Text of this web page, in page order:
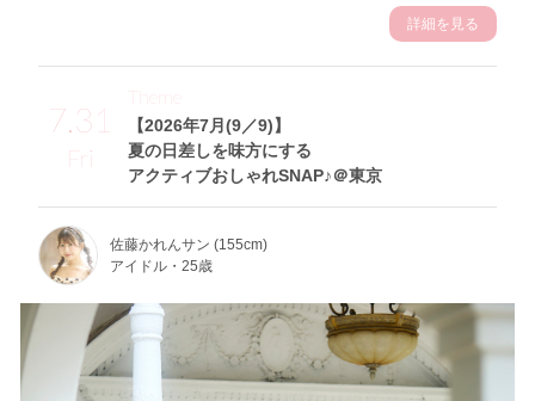
詳細を見る
7.31
Fri
【2026年7月(9／9)】
夏の日差しを味方にする
アクティブおしゃれSNAP♪＠東京
Theme
佐藤かれんサン (155cm)
アイドル・25歳